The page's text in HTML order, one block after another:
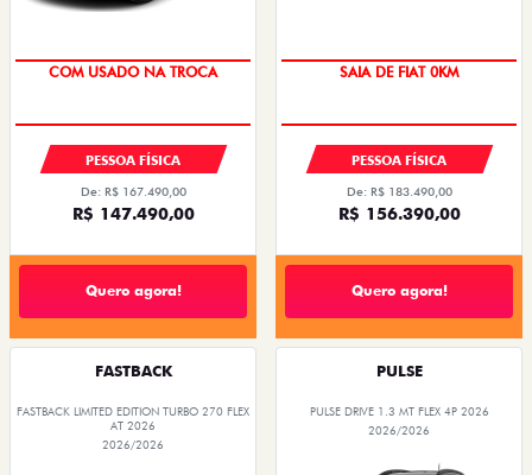
COM USADO NA TROCA
PESSOA FÍSICA
De: R$ 167.490,00
R$ 147.490,00
Quero agora!
SAIA DE FIAT 0KM
PESSOA FÍSICA
De: R$ 183.490,00
R$ 156.390,00
Quero agora!
FASTBACK
FASTBACK LIMITED EDITION TURBO 270 FLEX
AT 2026
2026/2026
PULSE
PULSE DRIVE 1.3 MT FLEX 4P 2026
2026/2026